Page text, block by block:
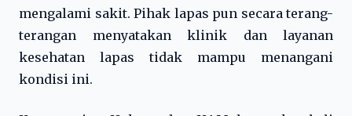
mengalami sakit. Pihak lapas pun secara terang-
terangan menyatakan klinik dan layanan
kesehatan lapas tidak mampu menangani
kondisi ini.